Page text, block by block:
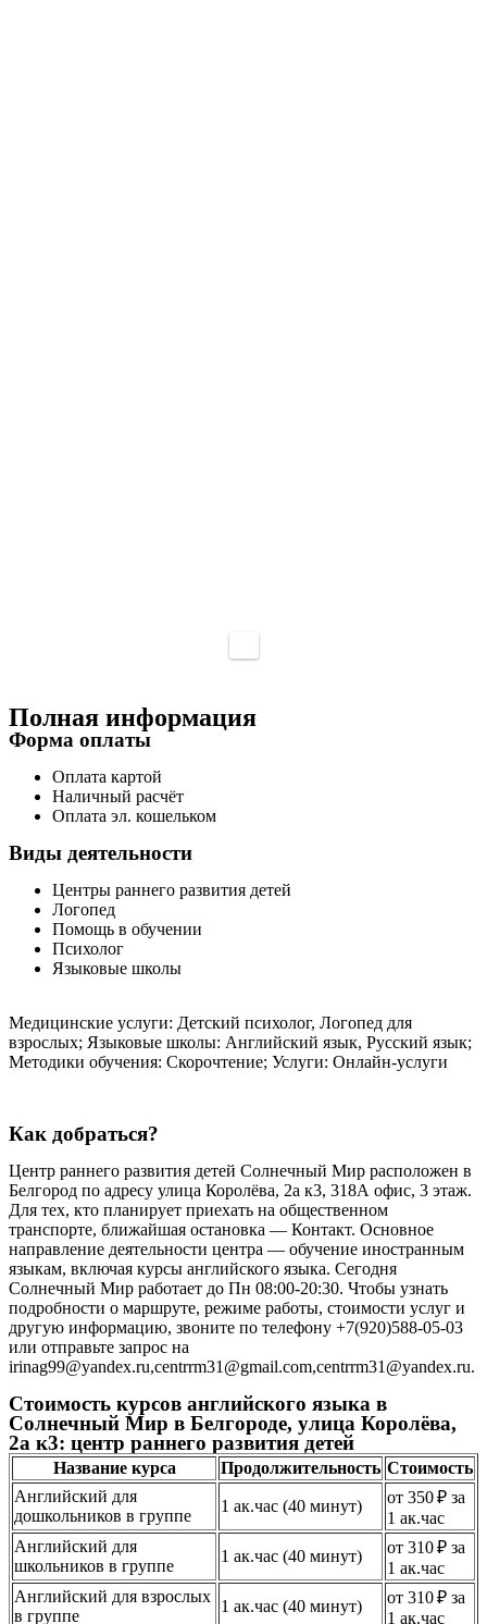
Полная информация
Форма оплаты
Оплата картой
Наличный расчёт
Оплата эл. кошельком
Виды деятельности
Центры раннего развития детей
Логопед
Помощь в обучении
Психолог
Языковые школы
Медицинские услуги: Детский психолог, Логопед для
взрослых; Языковые школы: Английский язык, Русский язык;
Методики обучения: Скорочтение; Услуги: Онлайн-услуги
Как добраться?
Центр раннего развития детей Солнечный Мир расположен в
Белгород по адресу улица Королёва, 2а к3, 318А офис, 3 этаж.
Для тех, кто планирует приехать на общественном
транспорте, ближайшая остановка — Контакт. Основное
направление деятельности центра — обучение иностранным
языкам, включая курсы английского языка. Сегодня
Солнечный Мир работает до Пн 08:00-20:30. Чтобы узнать
подробности о маршруте, режиме работы, стоимости услуг и
другую информацию, звоните по телефону +7(920)588-05-03
или отправьте запрос на
irinag99@yandex.ru,centrrm31@gmail.com,centrrm31@yandex.ru.
Стоимость курсов английского языка в
Солнечный Мир в Белгороде, улица Королёва,
2а к3: центр раннего развития детей
Название курса Продолжительность Стоимость
Английский для
дошкольников в группе
1 ак.час (40 минут)
от 350 ₽ за
1 ак.час
Английский для
школьников в группе
1 ак.час (40 минут)
от 310 ₽ за
1 ак.час
Английский для взрослых
в группе
1 ак.час (40 минут)
от 310 ₽ за
1 ак.час